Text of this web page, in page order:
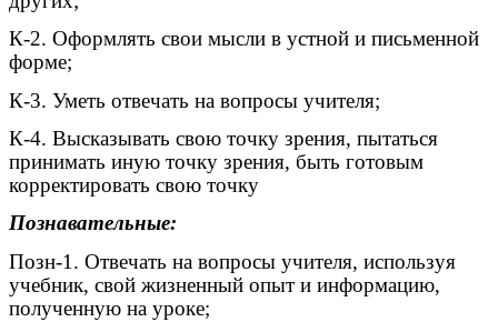
К-2. Оформлять свои мысли в устной и письменной
форме;
К-3. Уметь отвечать на вопросы учителя;
К-4. Высказывать свою точку зрения, пытаться
принимать иную точку зрения, быть готовым
корректировать свою точку
Познавательные:
Позн-1. Отвечать на вопросы учителя, используя
учебник, свой жизненный опыт и информацию,
полученную на уроке;